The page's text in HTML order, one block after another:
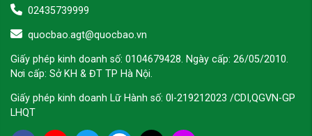
02435739999
quocbao.agt@quocbao.vn
Giấy phép kinh doanh số: 0104679428. Ngày cấp: 26/05/2010.
Nơi cấp: Sở KH & ĐT TP Hà Nội.
Giấy phép kinh doanh Lữ Hành số: 0l-219212023 /CDI,QGVN-GP
LHQT